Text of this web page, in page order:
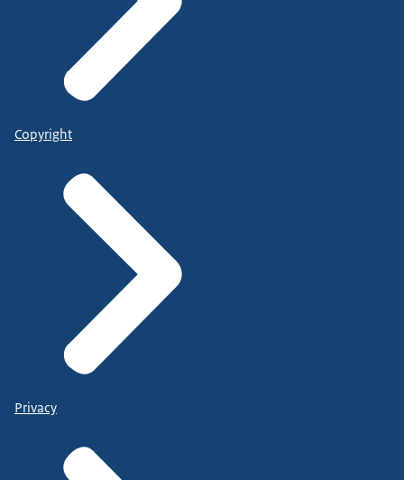
Copyright
Privacy